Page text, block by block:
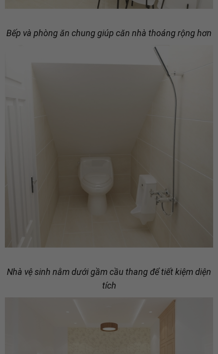
Bếp và phòng ăn chung giúp căn nhà thoáng rộng hơn
Nhà vệ sinh nằm dưới gầm cầu thang để tiết kiệm diện
tích